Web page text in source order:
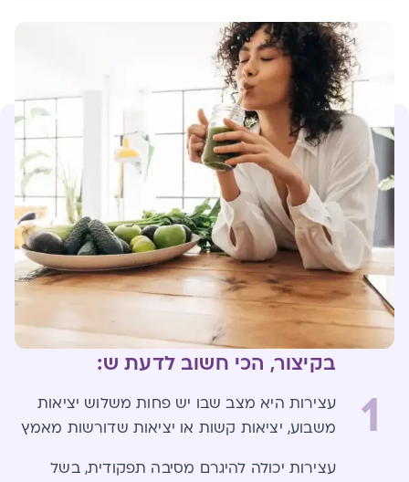
בקיצור, הכי חשוב לדעת ש:
1
עצירות היא מצב שבו יש פחות משלוש יציאות
משבוע, יציאות קשות או יציאות שדורשות מאמץ
עצירות יכולה להיגרם מסיבה תפקודית, בשל